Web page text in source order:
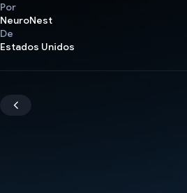
Por
NeuroNest
De
Estados Unidos